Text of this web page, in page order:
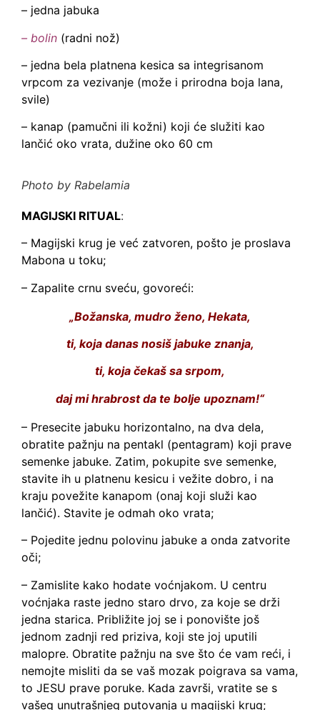
– jedna jabuka
– bolin (radni nož)
– jedna bela platnena kesica sa integrisanom
vrpcom za vezivanje (može i prirodna boja lana,
svile)
– kanap (pamučni ili kožni) koji će služiti kao
lančić oko vrata, dužine oko 60 cm
Photo by Rabelamia
MAGIJSKI RITUAL:
– Magijski krug je već zatvoren, pošto je proslava
Mabona u toku;
– Zapalite crnu sveću, govoreći:
„Božanska, mudro ženo, Hekata,
ti, koja danas nosiš jabuke znanja,
ti, koja čekaš sa srpom,
daj mi hrabrost da te bolje upoznam!“
– Presecite jabuku horizontalno, na dva dela,
obratite pažnju na pentakl (pentagram) koji prave
semenke jabuke. Zatim, pokupite sve semenke,
stavite ih u platnenu kesicu i vežite dobro, i na
kraju povežite kanapom (onaj koji služi kao
lančić). Stavite je odmah oko vrata;
– Pojedite jednu polovinu jabuke a onda zatvorite
oči;
– Zamislite kako hodate voćnjakom. U centru
voćnjaka raste jedno staro drvo, za koje se drži
jedna starica. Približite joj se i ponovište još
jednom zadnji red priziva, koji ste joj uputili
malopre. Obratite pažnju na sve što će vam reći, i
nemojte misliti da se vaš mozak poigrava sa vama,
to JESU prave poruke. Kada završi, vratite se s
vašeg unutrašnjeg putovanja u magijski krug;